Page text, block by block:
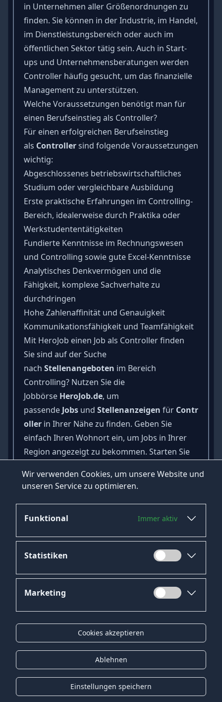
Wir verwenden Cookies, um unsere Website und
unseren Service zu optimieren.
Funktional Immer aktiv
Statistiken
Marketing
Cookies akzeptieren
Ablehnen
Einstellungen speichern
in Unternehmen aller Größenordnungen zu
finden. Sie können in der Industrie, im Handel,
im Dienstleistungsbereich oder auch im
öffentlichen Sektor tätig sein. Auch in Start-
ups und Unternehmensberatungen werden
Controller häufig gesucht, um das finanzielle
Management zu unterstützen.
Welche Voraussetzungen benötigt man für
einen Berufseinstieg als Controller?
Für einen erfolgreichen Berufseinstieg
als Controllersind folgende Voraussetzungen
wichtig:
Abgeschlossenes betriebswirtschaftliches
Studium oder vergleichbare Ausbildung
Erste praktische Erfahrungen im Controlling-
Bereich, idealerweise durch Praktika oder
Werkstudententätigkeiten
Fundierte Kenntnisse im Rechnungswesen
und Controlling sowie gute Excel-Kenntnisse
Analytisches Denkvermögen und die
Fähigkeit, komplexe Sachverhalte zu
durchdringen
HoheZahlenaffinitätund Genauigkeit
Kommunikationsfähigkeitund Teamfähigkeit
Mit HeroJob einen Job als Controller finden
Sie sind auf der Suche
nach Stellenangeboten im Bereich
Controlling? Nutzen Sie die
Jobbörse HeroJob.de, um
passende Jobsund Stellenanzeigen für Contr
ollerin Ihrer Nähe zu finden. Geben Sie
einfach Ihren Wohnort ein, um Jobs in Ihrer
Region angezeigt zu bekommen. Starten Sie
und finden Sie mit HeroJob Ihren Traumjob als
Datenschutz
Impressum
Kontakt
Gender-Hinweis
© 2026 Onyx Consulting GmbH